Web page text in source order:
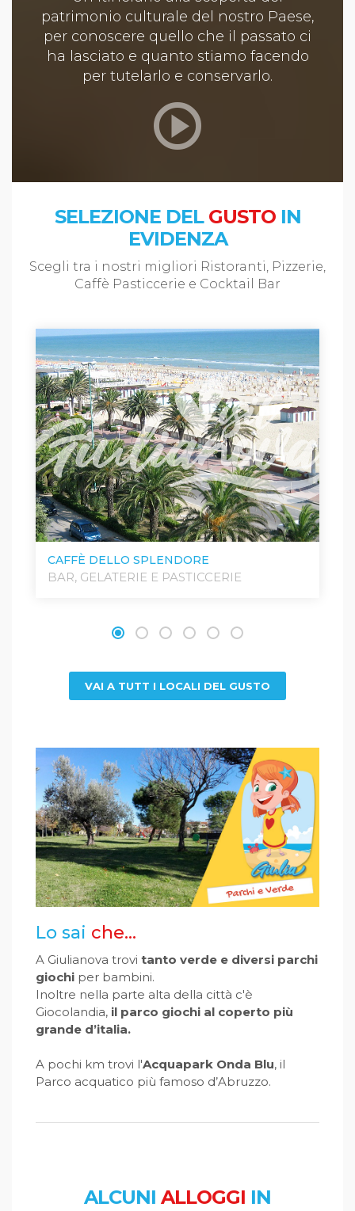
patrimonio culturale del nostro Paese,
per conoscere quello che il passato ci
ha lasciato e quanto stiamo facendo
per tutelarlo e conservarlo.
SELEZIONE DEL GUSTOIN
EVIDENZA
Scegli tra i nostri migliori Ristoranti, Pizzerie,
Caffè Pasticcerie e Cocktail Bar
CAFFÈ DELLO SPLENDORE
BAR, GELATERIE E PASTICCERIE
VAI A TUTT I LOCALI DEL GUSTO
Lo sai che...
A Giulianova trovi tanto verde e diversi parchi
giochi per bambini.
Inoltre nella parte alta della città c'è
Giocolandia, il parco giochi al coperto più
grande d’italia.
A pochi km trovi l'Acquapark Onda Blu, il
Parco acquatico più famoso d’Abruzzo.
ALCUNI ALLOGGI IN